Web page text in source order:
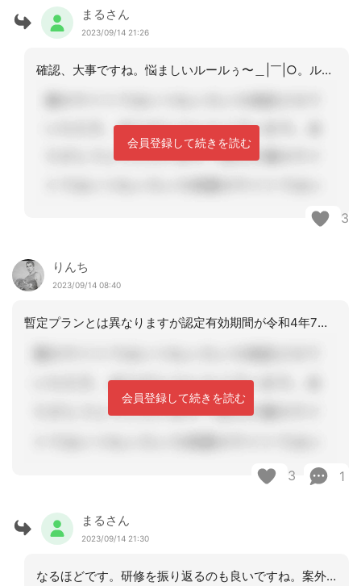
まるさん
2023/09/14 21:26
確認、大事ですね。悩ましいルールぅ〜＿|￣|○。ルールも、介保証などの色も統一す
会員登録して続きを読む
3
りんち
2023/09/14 08:40
暫定プランとは異なりますが認定有効期間が令和4年7月1日～令和5年6月30日で令
会員登録して続きを読む
3 1
まるさん
2023/09/14 21:30
なるほどです。研修を振り返るのも良いですね。案外、テキストに載ってる時もあります